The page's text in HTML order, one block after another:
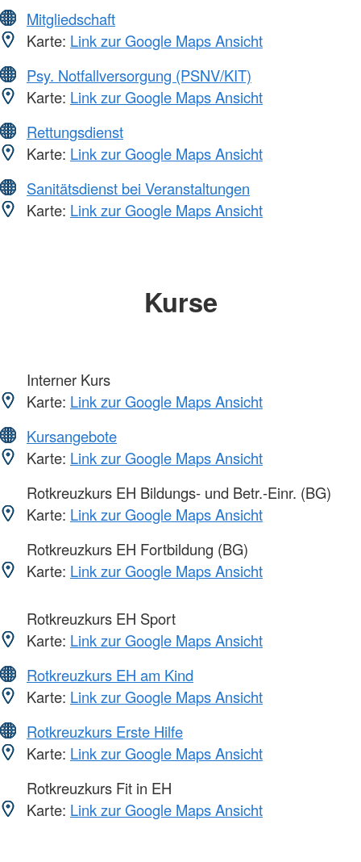
Mitgliedschaft
Karte: Link zur Google Maps Ansicht
Psy. Notfallversorgung (PSNV/KIT)
Karte: Link zur Google Maps Ansicht
Rettungsdienst
Karte: Link zur Google Maps Ansicht
Sanitätsdienst bei Veranstaltungen
Karte: Link zur Google Maps Ansicht
Kurse
Interner Kurs
Karte: Link zur Google Maps Ansicht
Kursangebote
Karte: Link zur Google Maps Ansicht
Rotkreuzkurs EH Bildungs- und Betr.-Einr. (BG)
Karte: Link zur Google Maps Ansicht
Rotkreuzkurs EH Fortbildung (BG)
Karte: Link zur Google Maps Ansicht
Rotkreuzkurs EH Sport
Karte: Link zur Google Maps Ansicht
Rotkreuzkurs EH am Kind
Karte: Link zur Google Maps Ansicht
Rotkreuzkurs Erste Hilfe
Karte: Link zur Google Maps Ansicht
Rotkreuzkurs Fit in EH
Karte: Link zur Google Maps Ansicht